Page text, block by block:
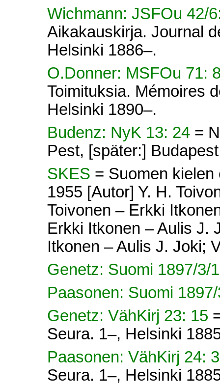
Wichmann: JSFOu 42/
Aikakauskirja. Journal
Helsinki 1886–.
O.Donner: MSFOu 71:
Toimituksia. Mémoires
Helsinki 1890–.
Budenz: NyK 13: 24 =
Pest, [später:]
SKES = Suomen
1955 [Autor] Y. H.
Toivonen – Erkki
Erkki Itkonen – Aulis J.
Itkonen – Aulis J. Joki;
Genetz: Suomi 1897/3/
Paasonen: Suomi
Genetz: VähKirj 23: 15
Seura. 1–, Helsinki
Paasonen: VähKirj 24:
Seura. 1–, Helsinki